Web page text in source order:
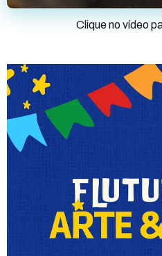
Clique no vídeo